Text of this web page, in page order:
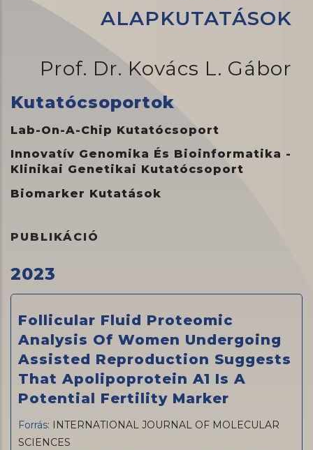
ALAPKUTATÁSOK
Prof. Dr. Kovács L. Gábor
Kutatócsoportok
Lab-On-A-Chip Kutatócsoport
Innovatív Genomika És Bioinformatika -
Klinikai Genetikai Kutatócsoport
Biomarker Kutatások
PUBLIKÁCIÓ
2023
Follicular Fluid Proteomic
Analysis Of Women Undergoing
Assisted Reproduction Suggests
That Apolipoprotein A1 Is A
Potential Fertility Marker
Forrás:
INTERNATIONAL JOURNAL OF MOLECULAR
SCIENCES